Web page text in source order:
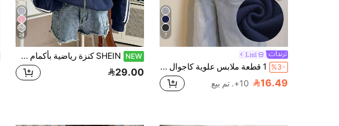
7
Littl
%3- 1 قطعة ملابس علوية كاجوال مطبوعة بياقة طاقم، ملابس علوية بأكمام طويلة للطالبات، خريف/شتاء
16.49 10+. تم بيع
24
NEW SHEIN كنزة رياضية بأكمام طويلة وسحاب للبنات المراهقات بطبعة نجوم وخطوط
29.00